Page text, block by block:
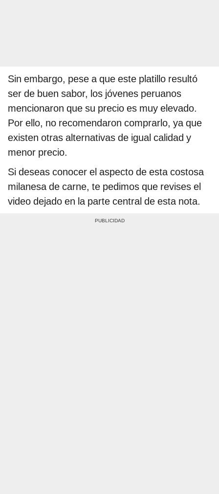
Sin embargo, pese a que este platillo resultó
ser de buen sabor, los jóvenes peruanos
mencionaron que su precio es muy elevado.
Por ello, no recomendaron comprarlo, ya que
existen otras alternativas de igual calidad y
menor precio.
Si deseas conocer el aspecto de esta costosa
milanesa de carne, te pedimos que revises el
video dejado en la parte central de esta nota.